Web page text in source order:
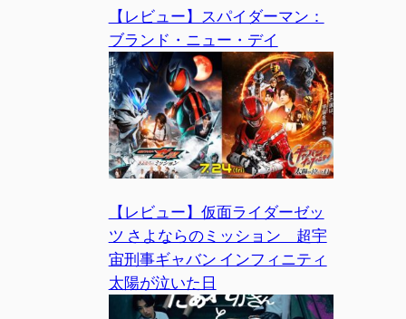
【レビュー】スパイダーマン：
ブランド・ニュー・デイ
【レビュー】仮面ライダーゼッ
ツ さよならのミッション 超宇
宙刑事ギャバン インフィニティ
太陽が泣いた日